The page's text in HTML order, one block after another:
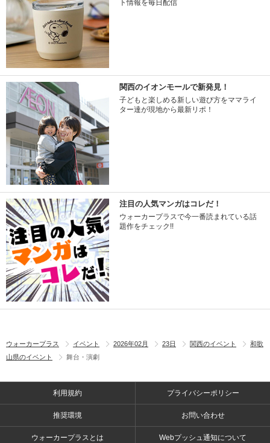
ト情報を毎日配信
関西のイオンモールで新発見！
子どもと楽しめる新しい遊び方をママライ
ター達が現地から最新リポ！
注目の人気マンガはコレだ！
ウォーカープラスで今一番読まれている話
題作をチェック!!
ウォーカープラス イベント 2026年02月 23日 関西のイベント
和歌
山県のイベント
舞台・演劇
利用規約 プライバシーポリシー
推奨環境 お問い合わせ
ウォーカープラスとは Webプッシュ通知について